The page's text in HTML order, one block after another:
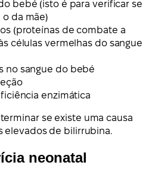
bebé (isto é para verificar se
da mãe)
(proteínas de combate a
células vermelhas do sangue
no sangue do bebé
enzimática
se existe uma causa
elevados de bilirrubina.
neonatal